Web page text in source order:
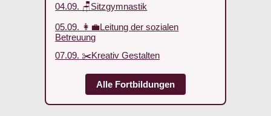
04.09. 🪑Sitzgymnastik
05.09. 👩‍💼Leitung der sozialen
Betreuung
07.09. ✂️Kreativ Gestalten
Alle Fortbildungen